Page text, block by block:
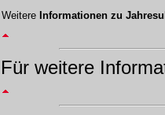
Weitere Informationen zu
Für weitere